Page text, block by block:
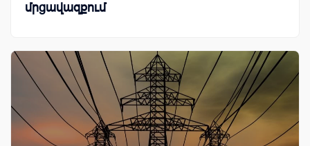
մրցավազքում